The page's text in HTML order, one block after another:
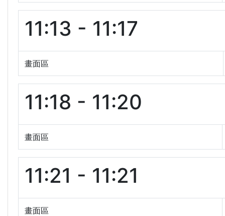
11:13 - 11:17
畫面區
11:18 - 11:20
畫面區
11:21 - 11:21
畫面區